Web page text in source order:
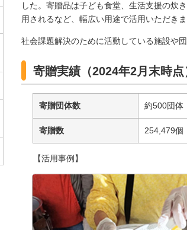
した。寄贈品は子ども食堂、生活支援の炊
用されるなど、幅広い用途で活用いただきま
社会課題解決のために活動している施設や
寄贈実績（2024年2月末時点
寄贈団体数 約500団体
寄贈数 254,479個
【活用事例】